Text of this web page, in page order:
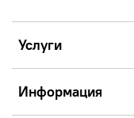
Услуги
Информация